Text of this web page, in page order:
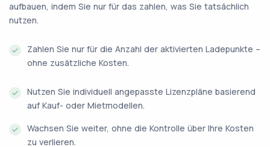
aufbauen, indem Sie nur für das zahlen, was Sie tatsächlich
nutzen.
Zahlen Sie nur für die Anzahl der aktivierten Ladepunkte –
ohne zusätzliche Kosten.
Nutzen Sie individuell angepasste Lizenzpläne basierend
auf Kauf- oder Mietmodellen.
Wachsen Sie weiter, ohne die Kontrolle über Ihre Kosten
zu verlieren.